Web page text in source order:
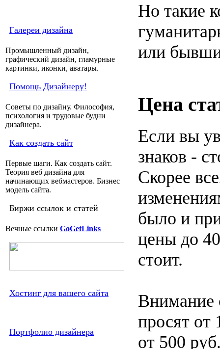
Галереи дизайна
Промышленный дизайн,
графический дизайн, гламурные
картинки, иконки, аватары.
Помощь Дизайнеру!
Советы по дизайну. Философия,
психология и трудовые будни
дизайнера.
Как создать сайт
Первые шаги. Как создать сайт.
Теория веб дизайна для
начинающих вебмастеров. Бизнес
модель сайта.
Биржи ссылок и статей
Вечные ссылки GoGetLinks
Хостинг для вашего сайта
Портфолио дизайнера
Но такие
или
Цена
Если вы
знаков -
Скорее
было и
цены до
стоит.
Внимание
просят от
от 500